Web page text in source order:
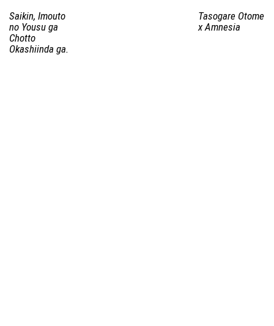
Saikin, Imouto
no Yousu ga
Chotto
Okashiinda ga.
Tasogare Otome
x Amnesia